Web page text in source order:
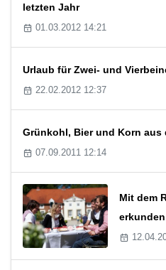
letzten Jahr
01.03.2012 14:21
Urlaub für Zwei- und
22.02.2012 12:37
Grünkohl, Bier und Korn aus
07.09.2011 12:14
Mit dem